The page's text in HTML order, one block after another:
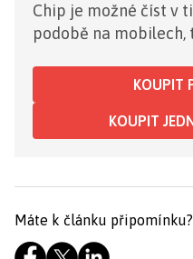
Chip je možné číst v
podobě na
KOUPIT
KOUPIT
Máte k článku připomínku?